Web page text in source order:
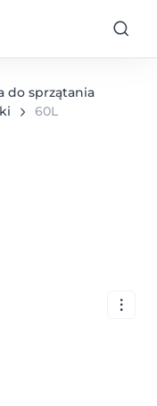
do sprzątania
60L